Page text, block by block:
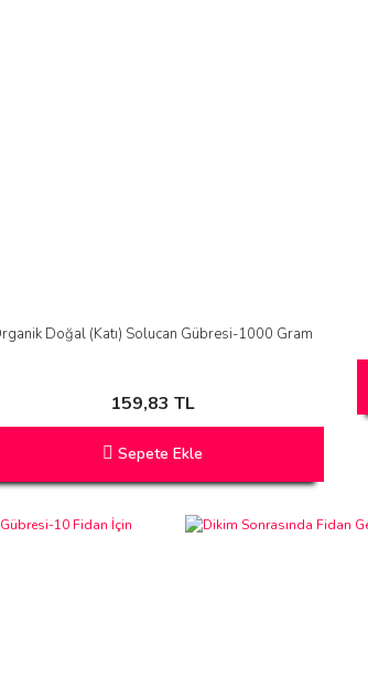
Doğal (Katı) Solucan Gübresi-1000 Gram
159,83 TL
Sepete Ekle